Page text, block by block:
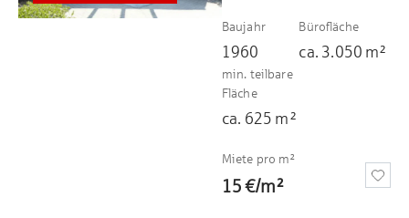
Baujahr
1960
Bürofläche
ca. 3.050 m²
min. teilbare
Fläche
ca. 625 m²
Miete pro m²
15 €/m²